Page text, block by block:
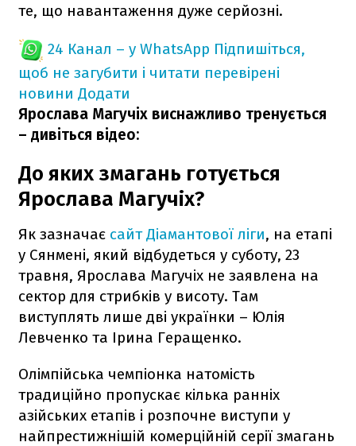
те, що навантаження дуже серйозні.
24 Канал – у WhatsApp Підпишіться,
щоб не загубити і читати перевірені
новини Додати
Ярослава Магучіх виснажливо тренується
– дивіться відео:
До яких змагань готується
Ярослава Магучіх?
Як зазначає сайт Діамантової ліги, на етапі
у Сянмені, який відбудеться у суботу, 23
травня, Ярослава Магучіх не заявлена на
сектор для стрибків у висоту. Там
виступлять лише дві українки – Юлія
Левченко та Ірина Геращенко.
Олімпійська чемпіонка натомість
традиційно пропускає кілька ранніх
азійських етапів і розпочне виступи у
найпрестижнішій комерційній серії змагань